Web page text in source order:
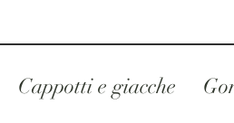
Cappotti e giacche